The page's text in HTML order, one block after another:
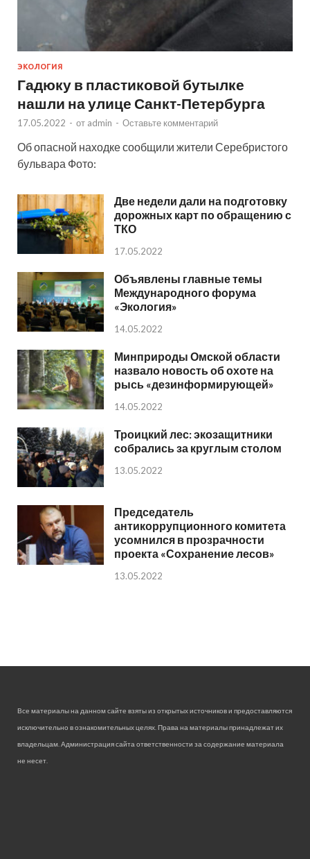
ЭКОЛОГИЯ
Гадюку в пластиковой бутылке
нашли на улице Санкт-Петербурга
17.05.2022 - от admin - Оставьте комментарий
Об опасной находке сообщили жители Серебристого
бульвара Фото:
Две недели дали на подготовку
дорожных карт по обращению с
ТКО
17.05.2022
Объявлены главные темы
Международного форума
«Экология»
14.05.2022
Минприроды Омской области
назвало новость об охоте на
рысь «дезинформирующей»
14.05.2022
Троицкий лес: экозащитники
собрались за круглым столом
13.05.2022
Председатель
антикоррупционного комитета
усомнился в прозрачности
проекта «Сохранение лесов»
13.05.2022
Все материалы на данном сайте взяты из открытых источников и предоставляются
исключительно в ознакомительных целях. Права на материалы принадлежат их
владельцам. Администрация сайта ответственности за содержание материала
не несет.